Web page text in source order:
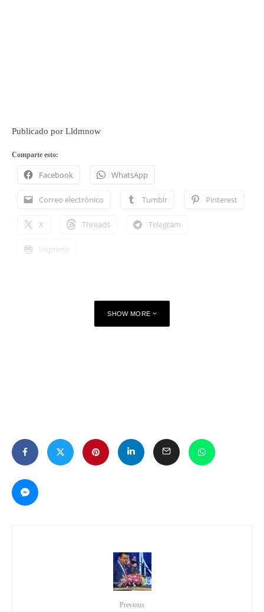
Publicado por Lldmnow
Comparte esto:
Facebook WhatsApp
Correo electrónico Tumblr Pinterest
X Threads Telegram
Imprimir
SHOW MORE
Previous